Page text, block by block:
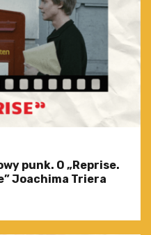
punk. O „Reprise.
Joachima Triera